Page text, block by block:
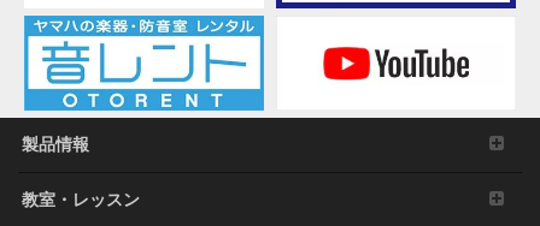
たサービスを立ち上げること。
正当な保有者から許可を得ている場合またはその
他の法的な権限を有する場合を除いて、著作権そ
の他の財産的権利により保護された物の権利侵害
となる様態にて本ソフトウェアを利用すること。
本ソフトウェアにより使用または入手できる著作
作者の許可無く複製、転送または配信したり、不
特定多数にむけて再生および演奏すること、入手
製品情報
教室・レッスン